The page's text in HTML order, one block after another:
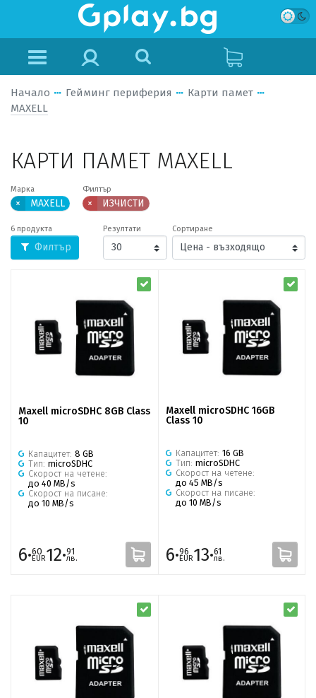
Начало Гейминг периферия
Карти памет
MAXELL
КАРТИ ПАМЕТ MAXELL
Марка
× MAXELL
Филтър
× ИЗЧИСТИ
6 продукта
Филтър
Резултати Сортиране
Maxell microSDHC 8GB Class
10
Капацитет: 8 GB
Тип: microSDHC
Скорост на четене:
до 40 MB/s
Скорост на писане:
до 10 MB/s
6·60
EUR12·91
лв.
Maxell microSDHC 16GB
Class 10
Капацитет: 16 GB
Тип: microSDHC
Скорост на четене:
до 45 MB/s
Скорост на писане:
до 10 MB/s
6·96
EUR13·61
лв.